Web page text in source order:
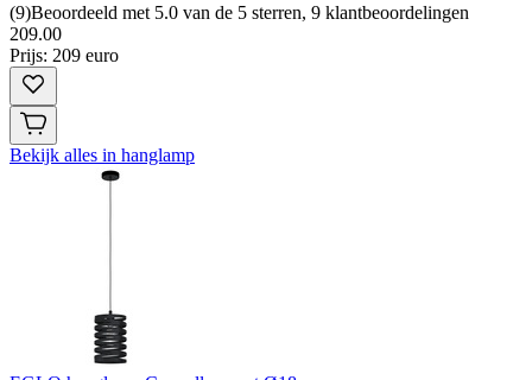
(9)Beoordeeld met 5.0 van de 5 sterren, 9 klantbeoordelingen
209.00
Prijs: 209 euro
Bekijk alles in hanglamp